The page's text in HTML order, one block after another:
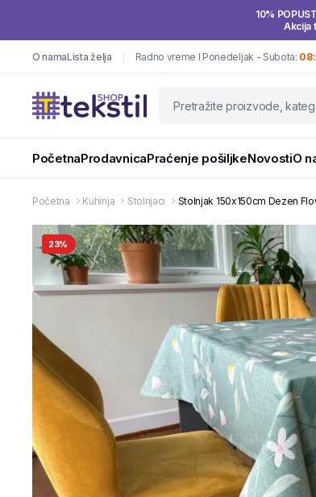
10%
Akcija
O namaLista želja Radno vreme I Ponedeljak - Subota:
PočetnaProdavnicaPraćenje pošiljkeNovostiO
Početna Kuhinja Stolnjaci Stolnjak 150x150cm Dezen
23%